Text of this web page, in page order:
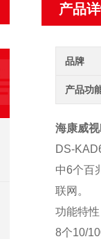
产品
品牌
产品功
海康威
DS-
中6个百
联网。
功能特性
8个10/